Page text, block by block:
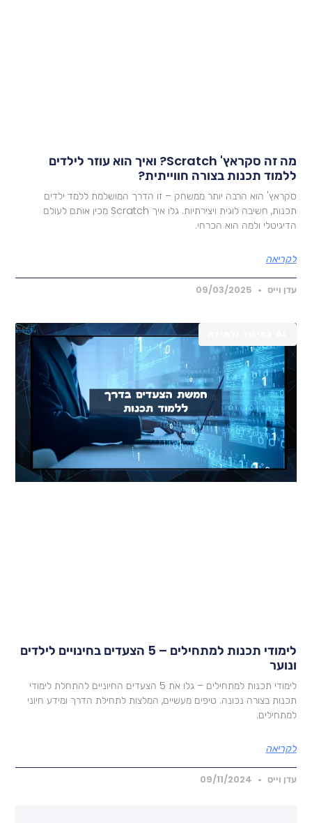
מה זה סקראץ' Scratch? ואיך הוא עוזר לילדים
תכנות בצורה חווייתית?
הוא הרבה יותר ממשחק – זו הדרך המושלמת ללמד ילדים
תכנות, חשיבה לוגית ויצירתיות. גלו איך Scratch מכין אותם לעולם
ולמה הוא הכרחי.
וייס 09/03/2025
לימודי תכנות למתחילים – 5 הצעדים בחינויים לילדים
לימודי תכנות למתחילים – גלו את 5 הצעדים החיוניים להתחלת לימודי
בצורה נכונה. טיפים מעשיים, המלצות לתחילת הדרך ומידע חיוני
וייס 09/11/2024